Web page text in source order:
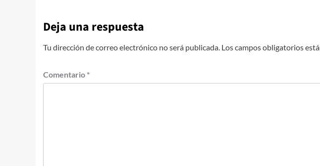
Deja una respuesta
Tu dirección de correo electrónico no será publicada. Los campos obligatorios
Comentario *